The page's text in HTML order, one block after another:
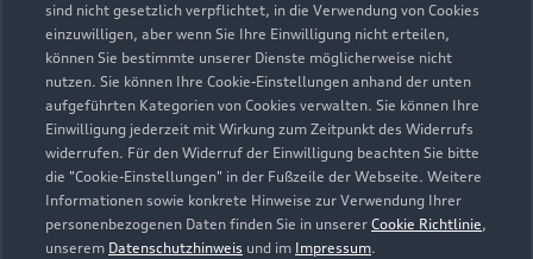
sind nicht gesetzlich verpflichtet, in die Verwendung von Cookies
einzuwilligen, aber wenn Sie Ihre Einwilligung nicht erteilen,
können Sie bestimmte unserer Dienste möglicherweise nicht
nutzen. Sie können Ihre Cookie-Einstellungen anhand der unten
aufgeführten Kategorien von Cookies verwalten. Sie können Ihre
Einwilligung jederzeit mit Wirkung zum Zeitpunkt des Widerrufs
widerrufen. Für den Widerruf der Einwilligung beachten Sie bitte
die "Cookie-Einstellungen" in der Fußzeile der Webseite. Weitere
Informationen sowie konkrete Hinweise zur Verwendung Ihrer
personenbezogenen Daten finden Sie in unserer Cookie Richtlinie,
unserem Datenschutzhinweis und im Impressum.